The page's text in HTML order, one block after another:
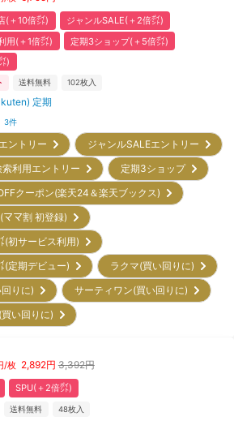
(＋10倍㌽)
ジャンルSALE(＋2倍㌽)
用(＋1倍㌽)
定期3ショップ(＋5倍㌽)
)
送料無料 102枚入
定期
3件
ントリー
ジャンルSALEエントリー
索利用エントリー
定期3ショップ
クーポン(楽天24＆楽天ブックス)
(ママ割 初登録)
(初サービス利用)
(定期デビュー)
ラクマ(買い回りに)
回りに)
サーティワン(買い回りに)
買い回りに)
/枚 2,892円 3,392円
SPU(＋2倍㌽)
送料無料 48枚入